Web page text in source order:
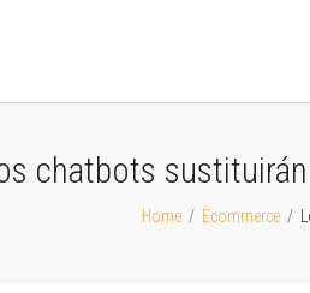
chatbots
Home / Ecommerce /